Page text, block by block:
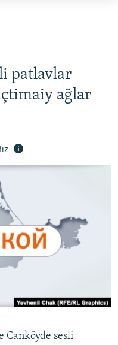
patlavlar
ağlar
Canköyde sesli